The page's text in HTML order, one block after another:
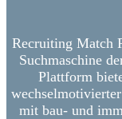
Recruiting Match
Suchmaschine
Plattform
mit bau- und